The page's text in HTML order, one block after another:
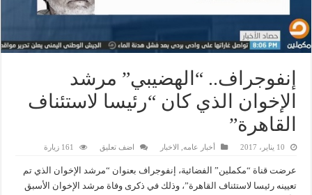
إنفوجراف.. “الهضيبي” مرشد
الإخوان الذي كان “رئيسا لاستئناف
القاهرة”
10 يناير، 2017 أخبار عامه الاخبار اضف تعليق 161 زيارة
عرضت قناة “مكملين” الفضائية، إنفوجراف بعنوان “مرشد الإخوان الذي تم
تعيينه رئيسا لاستئناف القاهرة”، وذلك في ذكرى وفاة مرشد الإخوان الأسبق